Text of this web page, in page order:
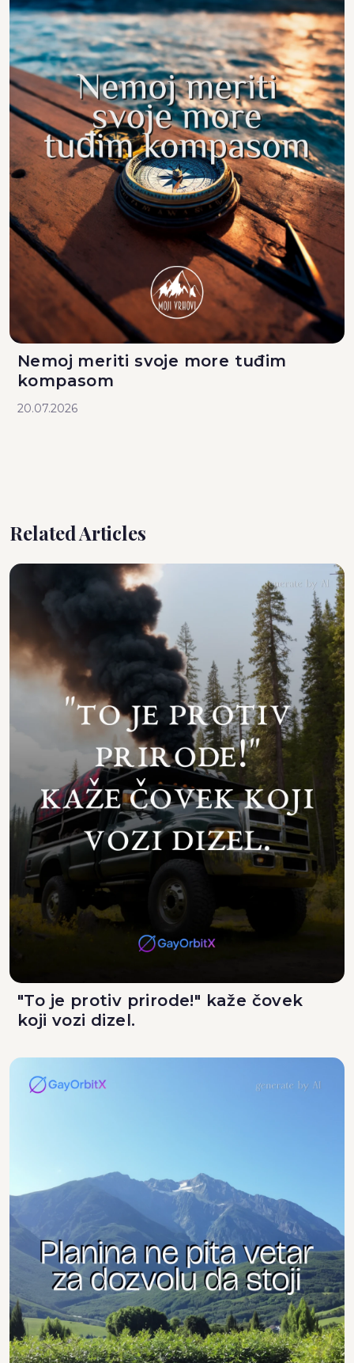
Nemoj meriti svoje more tuđim
kompasom
20.07.2026
Related Articles
"To je protiv prirode!" kaže čovek
koji vozi dizel.